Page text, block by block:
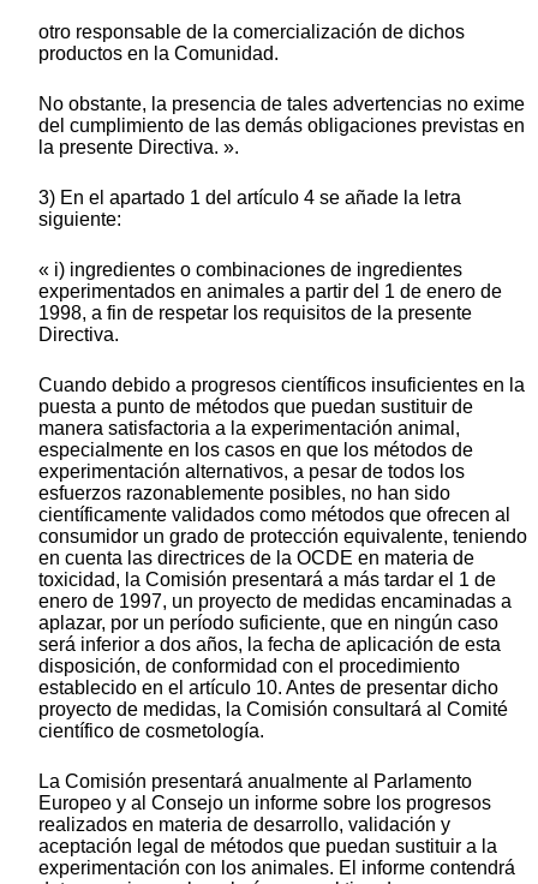
otro responsable de la comercialización de dichos
productos en la Comunidad.
No obstante, la presencia de tales advertencias no exime
del cumplimiento de las demás obligaciones previstas en
la presente Directiva. ».
3) En el apartado 1 del artículo 4 se añade la letra
siguiente:
« i) ingredientes o combinaciones de ingredientes
experimentados en animales a partir del 1 de enero de
1998, a fin de respetar los requisitos de la presente
Directiva.
Cuando debido a progresos científicos insuficientes en la
puesta a punto de métodos que puedan sustituir de
manera satisfactoria a la experimentación animal,
especialmente en los casos en que los métodos de
experimentación alternativos, a pesar de todos los
esfuerzos razonablemente posibles, no han sido
científicamente validados como métodos que ofrecen al
consumidor un grado de protección equivalente, teniendo
en cuenta las directrices de la OCDE en materia de
toxicidad, la Comisión presentará a más tardar el 1 de
enero de 1997, un proyecto de medidas encaminadas a
aplazar, por un período suficiente, que en ningún caso
será inferior a dos años, la fecha de aplicación de esta
disposición, de conformidad con el procedimiento
establecido en el artículo 10. Antes de presentar dicho
proyecto de medidas, la Comisión consultará al Comité
científico de cosmetología.
La Comisión presentará anualmente al Parlamento
Europeo y al Consejo un informe sobre los progresos
realizados en materia de desarrollo, validación y
aceptación legal de métodos que puedan sustituir a la
experimentación con los animales. El informe contendrá